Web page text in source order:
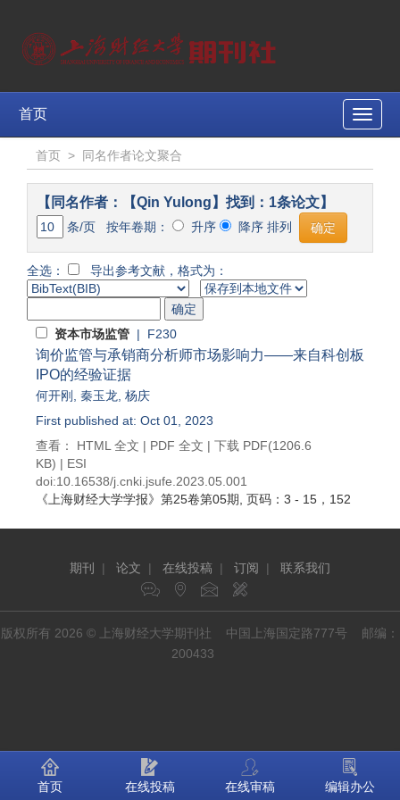
Toggle
首页
首页 > 同名作者论文聚合
【同名作者：【Qin Yulong】找到：1条论文】
条/页 按年卷期： 升序 降序 排列
全选： 导出参考文献，格式为：
资本市场监管 | F230
询价监管与承销商分析师市场影响力——来自科创板
IPO的经验证据
何开刚 秦玉龙 杨庆
First published at: Oct 01, 2023
查看： HTML 全文 | PDF 全文 | 下载 PDF(1206.6
KB) | ESI
doi:10.16538/j.cnki.jsufe.2023.05.001
《上海财经大学学报》 第25卷第05期 , 页码：3 - 15，152
期刊 | 论文 | 在线投稿 | 订阅 | 联系我们
版权所有 2026 © 上海财经大学期刊社 中国上海国定路777号 邮编：
200433
首页 在线投稿 在线审稿 编辑办公